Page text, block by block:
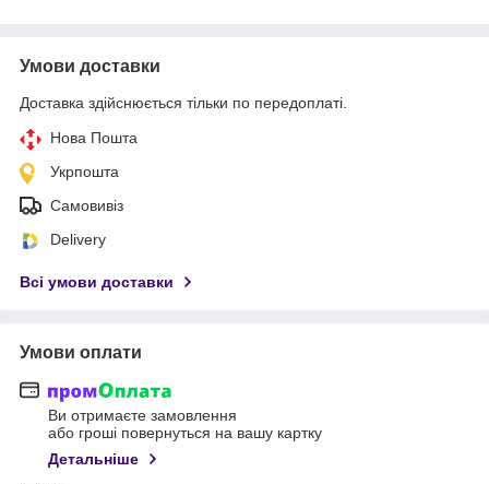
Умови доставки
Доставка здійснюється тільки по передоплаті.
Нова Пошта
Укрпошта
Самовивіз
Delivery
Всі умови доставки
Умови оплати
Ви отримаєте замовлення
або гроші повернуться на вашу картку
Детальніше